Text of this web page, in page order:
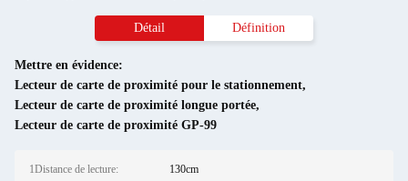
Détail Définition
Mettre en évidence:
Lecteur de carte de proximité pour le stationnement,
Lecteur de carte de proximité longue portée,
Lecteur de carte de proximité GP-99
1Distance de lecture: 130cm